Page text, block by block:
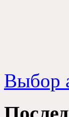
Выбор